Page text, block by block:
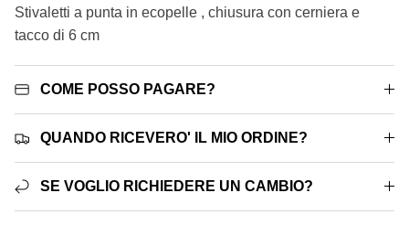
Stivaletti a punta in ecopelle , chiusura con cerniera e
tacco di 6 cm
COME POSSO PAGARE?
QUANDO RICEVERO' IL MIO ORDINE?
SE VOGLIO RICHIEDERE UN CAMBIO?